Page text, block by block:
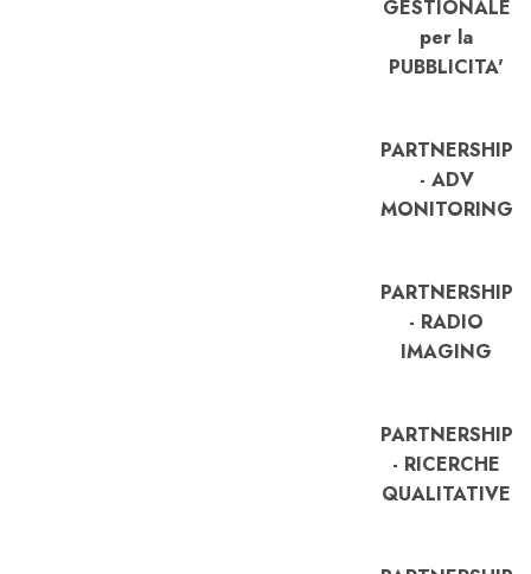
GESTIONALE
per la
PUBBLICITA'
PARTNERSHIP
- ADV
MONITORING
PARTNERSHIP
- RADIO
IMAGING
PARTNERSHIP
- RICERCHE
QUALITATIVE